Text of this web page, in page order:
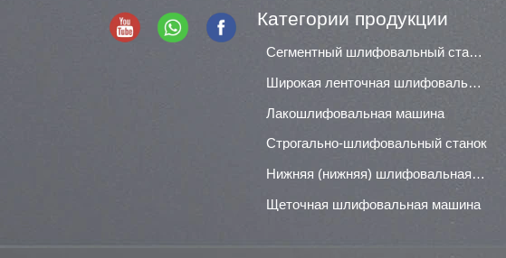
Категории продукции
Сегментный шлифовальный станок
Широкая ленточная шлифовальная машина / шлифовальная машина
Лакошлифовальная машина
Строгально-шлифовальный станок
Нижняя (нижняя) шлифовальная машина
Щеточная шлифовальная машина